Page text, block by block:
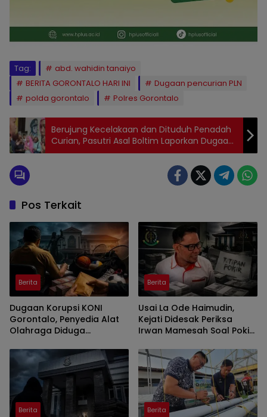
Tag:
abd. wahidin tanaiyo
BERITA GORONTALO HARI INI
Dugaan pencurian PLN
polda gorontalo
Polres Gorontalo
Berujung Kecelakaan dan Dituduh Penadah
Curian, Pasutri Asal Boltim Laporkan Dugaan
Segitiga Penipuan Jual Beli Mobil
Pos Terkait
Berita
Dugaan Korupsi KONI
Gorontalo, Penyedia Alat
Olahraga Diduga
UNG
Berita
Usai La Ode Haimudin,
Kejati Didesak Periksa
Irwan Mamesah Soal Pokir
Gorontalo
Berita Berita